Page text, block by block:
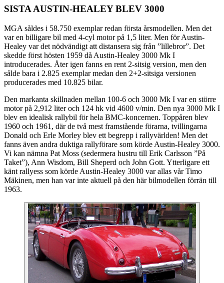
SISTA AUSTIN-HEALEY BLEV 3000
MGA såldes i 58.750 exemplar redan första årsmodellen. Men det
var en billigare bil med 4-cyl motor på 1,5 liter. Men för Austin-
Healey var det nödvändigt att distansera sig från ”lillebror”. Det
skedde först hösten 1959 då Austin-Healey 3000 Mk I
introducerades. Åter igen fanns en rent 2-sitsig version, men den
sålde bara i 2.825 exemplar medan den 2+2-sitsiga versionen
producerades med 10.825 bilar.
Den markanta skillnaden mellan 100-6 och 3000 Mk I var en större
motor på 2,912 liter och 124 hk vid 4600 v/min. Den nya 3000 Mk I
blev en idealisk rallybil för hela BMC-koncernen. Toppåren blev
1960 och 1961, där de två mest framstående förarna, tvillingarna
Donald och Erle Morley blev ett begrepp i rallyvärlden! Men det
fanns även andra duktiga rallyförare som körde Austin-Healey 3000.
Vi kan nämna Pat Moss (sedermera hustru till Erik Carlsson ”På
Taket”), Ann Wisdom, Bill Sheperd och John Gott. Ytterligare ett
känt rallyess som körde Austin-Healey 3000 var allas vår Timo
Mäkinen, men han var inte aktuell på den här bilmodellen förrän till
1963.